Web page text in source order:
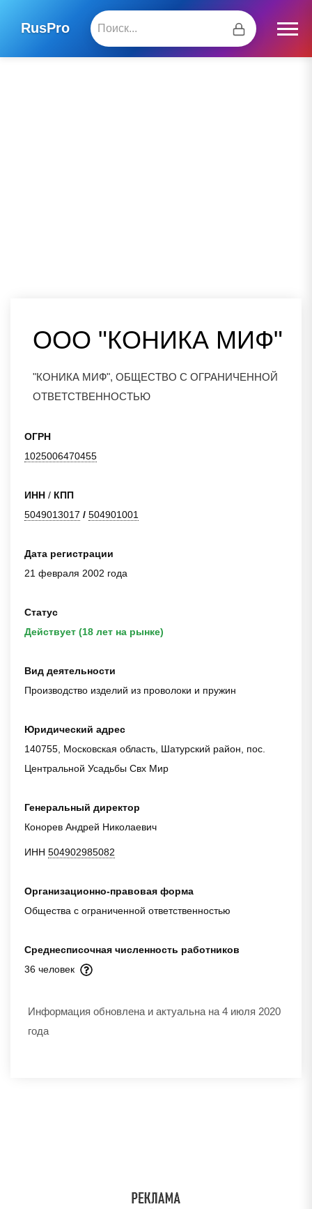
RusPro
ООО "КОНИКА МИФ"
"КОНИКА МИФ", ОБЩЕСТВО С ОГРАНИЧЕННОЙ
ОТВЕТСТВЕННОСТЬЮ
ОГРН
1025006470455
ИНН / КПП
5049013017 / 504901001
Дата регистрации
21 февраля 2002 года
Статус
Действует (18 лет на рынке)
Вид деятельности
Производство изделий из проволоки и пружин
Юридический адрес
140755, Московская область, Шатурский район, пос.
Центральной Усадьбы Свх Мир
Генеральный директор
Конорев Андрей Николаевич
ИНН 504902985082
Организационно-правовая форма
Общества с ограниченной ответственностью
Среднесписочная численность работников
36 человек
Информация обновлена и актуальна на 4 июля 2020
года